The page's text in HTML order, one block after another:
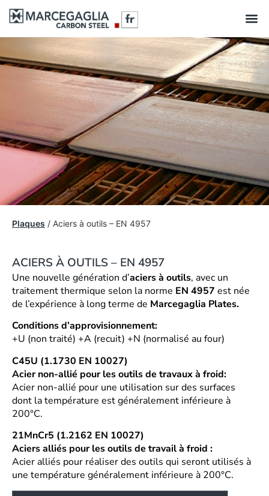
Plaques / Aciers à outils – EN 4957
ACIERS À OUTILS – EN 4957
Une nouvelle génération d’aciers à outils, avec un
traitement thermique selon la norme EN 4957 est née
de l’expérience à long terme de Marcegaglia Plates.
Conditions d’approvisionnement:
+U (non traité) +A (recuit) +N (normalisé au four)
C45U (1.1730 EN 10027)
Acier non-allié pour les outils de travaux à froid:
Acier non-allié pour une utilisation sur des surfaces
dont la température est généralement inférieure à
200°C.
21MnCr5 (1.2162 EN 10027)
Aciers alliés pour les outils de travail à froid :
Acier alliés pour réaliser des outils qui seront utilisés à
une température généralement inférieure à 200°C.